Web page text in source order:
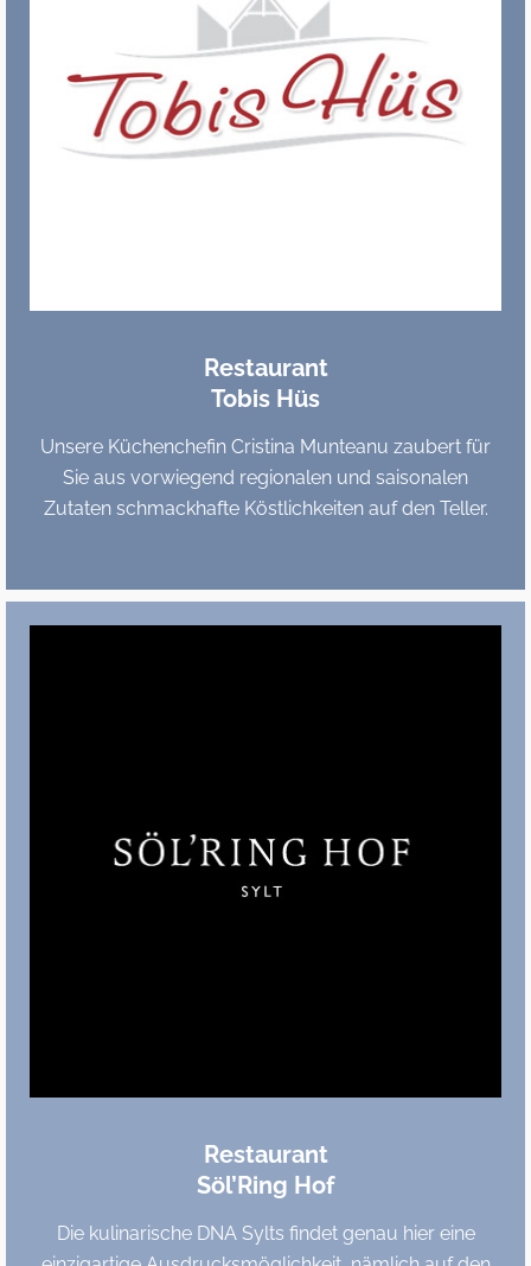
Restaurant
Tobis Hüs
Unsere Küchenchefin Cristina Munteanu zaubert für
Sie aus vorwiegend regionalen und saisonalen
Zutaten schmackhafte Köstlichkeiten auf den Teller.
Restaurant
Söl’Ring Hof
Die kulinarische DNA Sylts findet genau hier eine